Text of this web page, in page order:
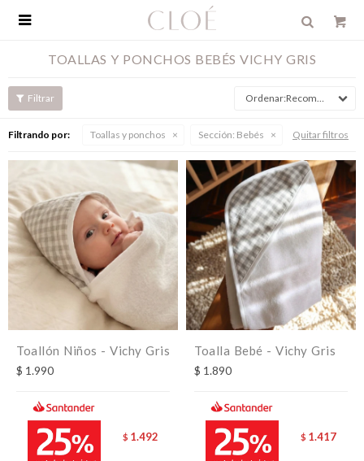

TOALLAS Y PONCHOS BEBÉS VICHY GRIS
Recomendados
Filtrando por: Toallas y ponchos Sección: Bebés Quitar filtros
Toallón Niños - Vichy Gris
$ 1.990
$ 1.492
Toalla Bebé - Vichy Gris
$ 1.890
$ 1.417